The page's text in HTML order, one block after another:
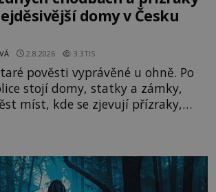
domy v Česku
2.8.2026 3.3TIS
pověsti vyprávěné u ohně. Po
stojí domy, statky a zámky,
míst, kde se zjevují přízraky,
zvuky nebo se dějí podivné
nápadně podobná svědectví po
A právě tato opakující se svědectví